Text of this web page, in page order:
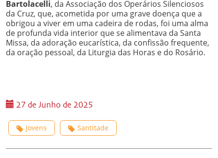
Bartolacelli, da Associação dos Operários Silenciosos
da Cruz, que, acometida por uma grave doença que a
obrigou a viver em uma cadeira de rodas, foi uma alma
de profunda vida interior que se alimentava da Santa
Missa, da adoração eucarística, da confissão frequente,
da oração pessoal, da Liturgia das Horas e do Rosário.
27 de Junho de 2025
Jovens Santitade